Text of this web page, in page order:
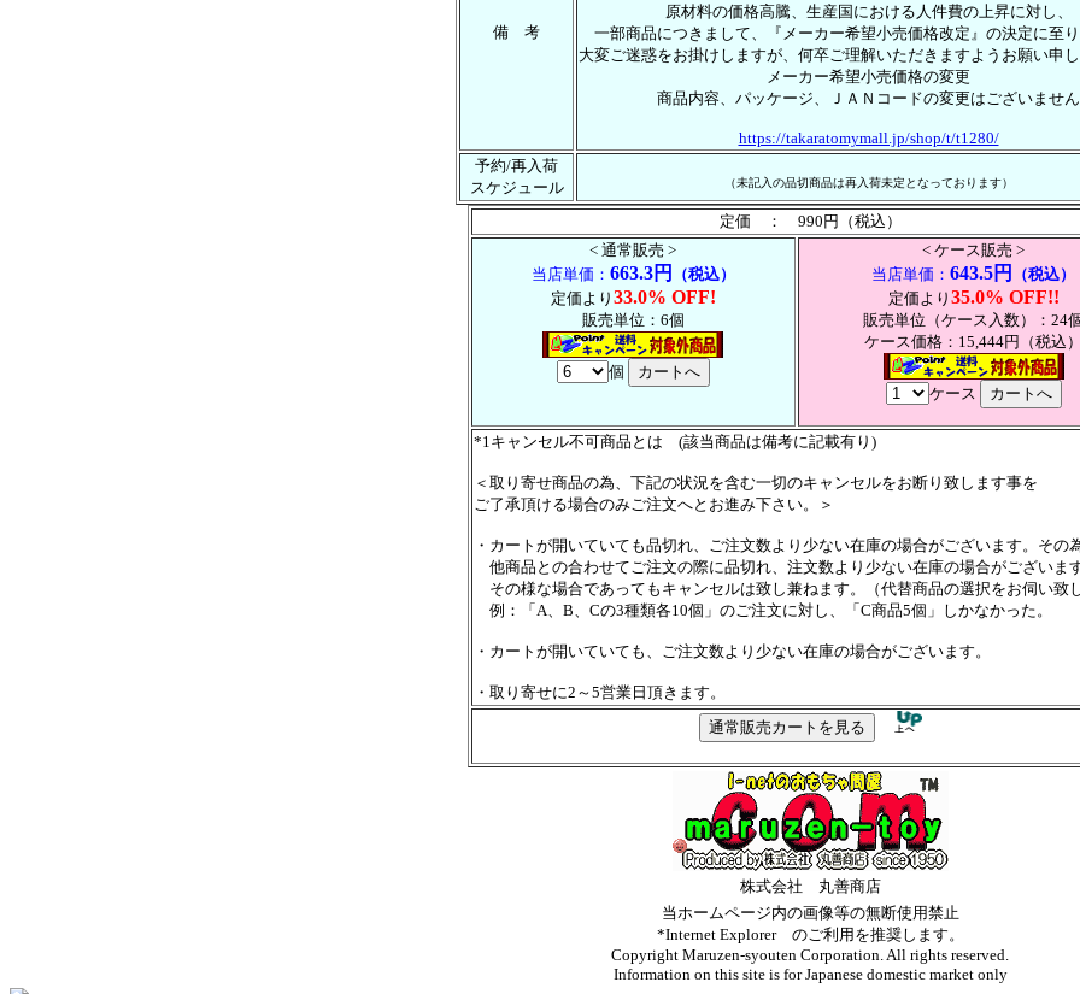
備 考
原材料の価格高騰、生産国における人件費の上昇に対し、
一部商品につきまして、『メーカー希望小売価格改定』の決定に至
大変ご迷惑をお掛けしますが、何卒ご理解いただきますようお願い申
メーカー希望小売価格の変更
商品内容、パッケージ、ＪＡＮコードの変更はございません
https://takaratomymall.jp/shop/t/t1280/
予約/再入荷
スケジュール
（未記入の品切商品は再入荷未定となっております）
定価 ： 990円（税込）
< 通常販売 >
当店単価： 663.3円
（税込）
定価より 33.0% OFF!
販売単位：6個
個
< ケース販売 >
当店単価： 643.5円
（税込）
定価より 35.0% OFF!!
販売単位（ケース入数）：24
ケース価格：15,444円（税込
ケース
*1キャンセル不可商品とは (該当商品は備考に記載有り)
＜取り寄せ商品の為、下記の状況を含む一切のキャンセルをお断り致します事を
ご了承頂ける場合のみご注文へとお進み下さい。＞
・カートが開いていても品切れ、ご注文数より少ない在庫の場合がございます。その
他商品との合わせてご注文の際に品切れ、注文数より少ない在庫の場合がございま
その様な場合であってもキャンセルは致し兼ねます。（代替商品の選択をお伺い致
例：「A、B、Cの3種類各10個」のご注文に対し、「C商品5個」しかなかった。
・カートが開いていても、ご注文数より少ない在庫の場合がございます。
・取り寄せに2～5営業日頂きます。
株式会社 丸善商店
当ホームページ内の画像等の無断使用禁止
*Internet Explorer のご利用を推奨します。
Copyright Maruzen-syouten Corporation. All rights reserved.
Information on this site is for Japanese domestic market only